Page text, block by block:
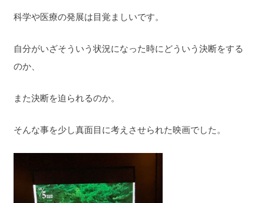
科学や医療の発展は目覚ましいです。
自分がいざそういう状況になった時にどういう決断をする
のか、
また決断を迫られるのか。
そんな事を少し真面目に考えさせられた映画でした。